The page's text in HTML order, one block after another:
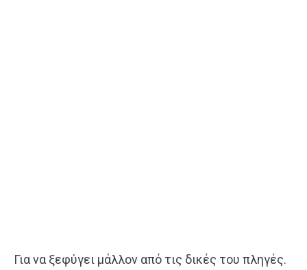
Για να ξεφύγει μάλλον από τις δικές του πληγές.